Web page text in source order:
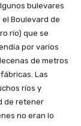
bulevares
Boulevard de
río) que se
por varios
de metros
Las
ríos y
de retener
no eran lo